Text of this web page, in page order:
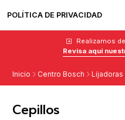
POLÍTICA DE PRIVACIDAD
Realizamos
Revisa aquí
Inicio Centro Bosch Lijadoras
Cepillos